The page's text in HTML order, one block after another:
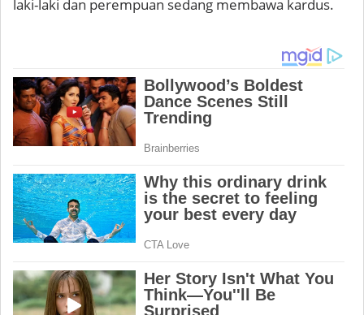
laki-laki dan perempuan sedang membawa kardus.